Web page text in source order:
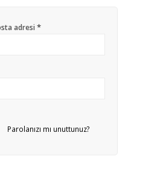
adresi *
Parolanızı mı unuttunuz?